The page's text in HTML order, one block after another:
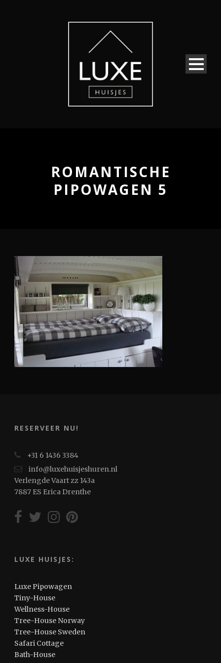
ROMANTISCHE
PIPOWAGEN 5
RESERVEER NU!
+31 6 1436 3384
info@luxehuisjeshuren.nl
Verlengde Vaart zz 143a
7887 ES Erica Drenthe
LUXE HUISJES:
Luxe Pipowagen
Tiny-House
Wellness-House
Tree-House Norway
Tree-House Sweden
Safari Cottage
Bath-House